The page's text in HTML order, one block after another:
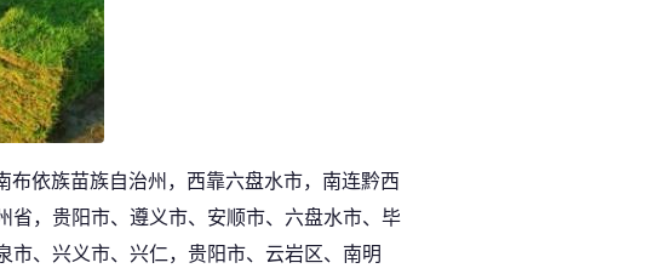
布依族苗族自治州，西靠六盘水市，南连黔西
省，贵阳市、遵义市、安顺市、六盘水市、毕
、兴义市、兴仁，贵阳市、云岩区、南明